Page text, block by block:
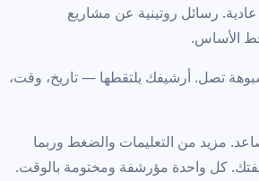
رسائل روتينية عن مشاريع
الأساس.
تصل. أرشيفك يلتقطها — تاريخ، وقت،
مزيد من التعليمات والضغط وربما
كل واحدة مؤرشفة ومختومة بالوقت.